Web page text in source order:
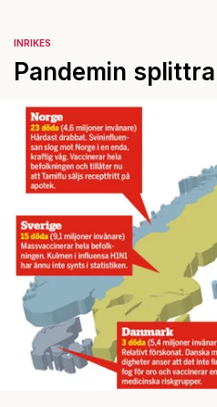
INRIKES
Pandemin